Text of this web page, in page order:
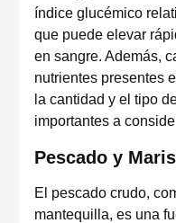
índice glucémico
que puede elevar
en sangre. Además,
nutrientes presentes
la cantidad y el tipo
importantes a
Pescado y
El pescado crudo,
mantequilla, es una